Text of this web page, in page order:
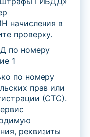
начисления в
проверку.
по номеру
прав или
(СТС).
реквизиты